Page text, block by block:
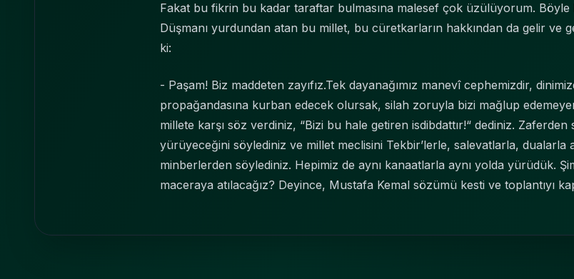
Fakat bu fikrin bu kadar taraftar bulmasına malesef çok üzülüyorum. Böyle
Düşmanı yurdundan atan bu millet, bu cüretkarların hakkından da gelir ve
ki:
- Paşam! Biz maddeten zayıfız.Tek dayanağımız manevî cephemizdir,
propağandasına kurban edecek olursak, silah zoruyla bizi mağlup
millete karşı söz verdiniz, “Bizi bu hale getiren isdibdattır!“ dediniz.
yürüyeceğini söylediniz ve millet meclisini Tekbir’lerle, salevatlarla, dualarla
minberlerden söylediniz. Hepimiz de aynı kanaatlarla aynı yolda yürüdük.
maceraya atılacağız? Deyince, Mustafa Kemal sözümü kesti ve toplantıyı